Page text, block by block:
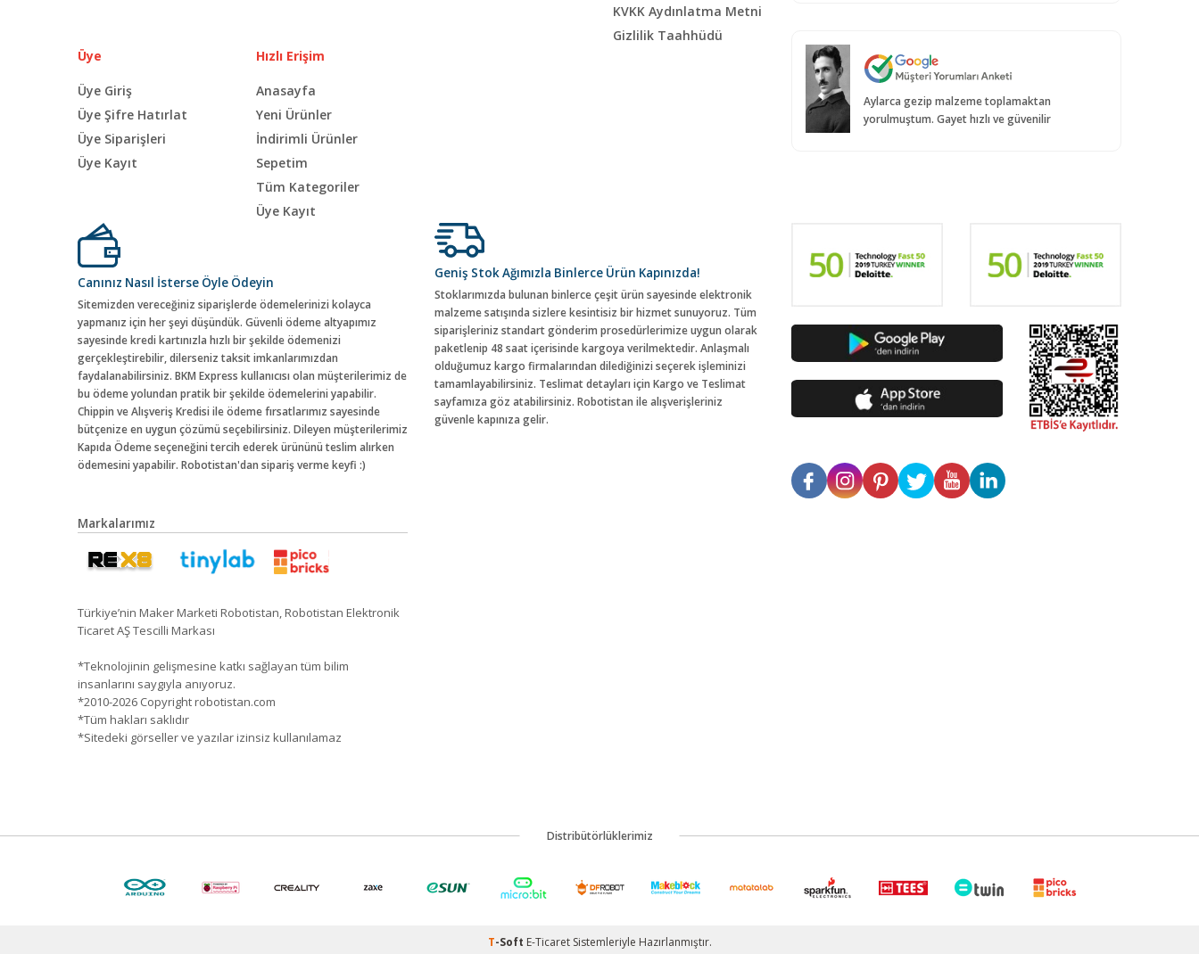
KVKK Aydınlatma Metni
Gizlilik Taahhüdü
Üye
Üye Giriş
Üye Şifre Hatırlat
Üye Siparişleri
Üye Kayıt
Hızlı Erişim
Anasayfa
Yeni Ürünler
İndirimli Ürünler
Sepetim
Tüm Kategoriler
Üye Kayıt
Aylarca gezip malzeme toplamaktan
yorulmuştum. Gayet hızlı ve güvenilir
Canınız Nasıl İsterse Öyle Ödeyin
Sitemizden vereceğiniz siparişlerde ödemelerinizi kolayca
yapmanız için her şeyi düşündük. Güvenli ödeme altyapımız
sayesinde kredi kartınızla hızlı bir şekilde ödemenizi
gerçekleştirebilir, dilerseniz taksit imkanlarımızdan
faydalanabilirsiniz. BKM Express kullanıcısı olan müşterilerimiz de
bu ödeme yolundan pratik bir şekilde ödemelerini yapabilir.
Chippin ve Alışveriş Kredisi ile ödeme fırsatlarımız sayesinde
bütçenize en uygun çözümü seçebilirsiniz. Dileyen müşterilerimiz
Kapıda Ödeme seçeneğini tercih ederek ürününü teslim alırken
ödemesini yapabilir. Robotistan'dan sipariş verme keyfi :)
Geniş Stok Ağımızla Binlerce Ürün Kapınızda!
Stoklarımızda bulunan binlerce çeşit ürün sayesinde elektronik
malzeme satışında sizlere kesintisiz bir hizmet sunuyoruz. Tüm
siparişleriniz standart gönderim prosedürlerimize uygun olarak
paketlenip 48 saat içerisinde kargoya verilmektedir. Anlaşmalı
olduğumuz kargo firmalarından dilediğinizi seçerek işleminizi
tamamlayabilirsiniz. Teslimat detayları için Kargo ve Teslimat
sayfamıza göz atabilirsiniz. Robotistan ile alışverişleriniz
güvenle kapınıza gelir.
Markalarımız
Türkiye’nin Maker Marketi Robotistan, Robotistan Elektronik
Ticaret AŞ Tescilli Markası
*Teknolojinin gelişmesine katkı sağlayan tüm bilim
insanlarını saygıyla anıyoruz.
*2010-2026 Copyright robotistan.com
*Tüm hakları saklıdır
*Sitedeki görseller ve yazılar izinsiz kullanılamaz
Distribütörlüklerimiz
T-Soft E-TicaretSistemleriyle Hazırlanmıştır.